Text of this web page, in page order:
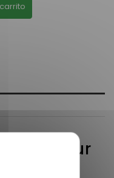
sur
DCI